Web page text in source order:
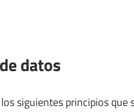
datos
siguientes principios que